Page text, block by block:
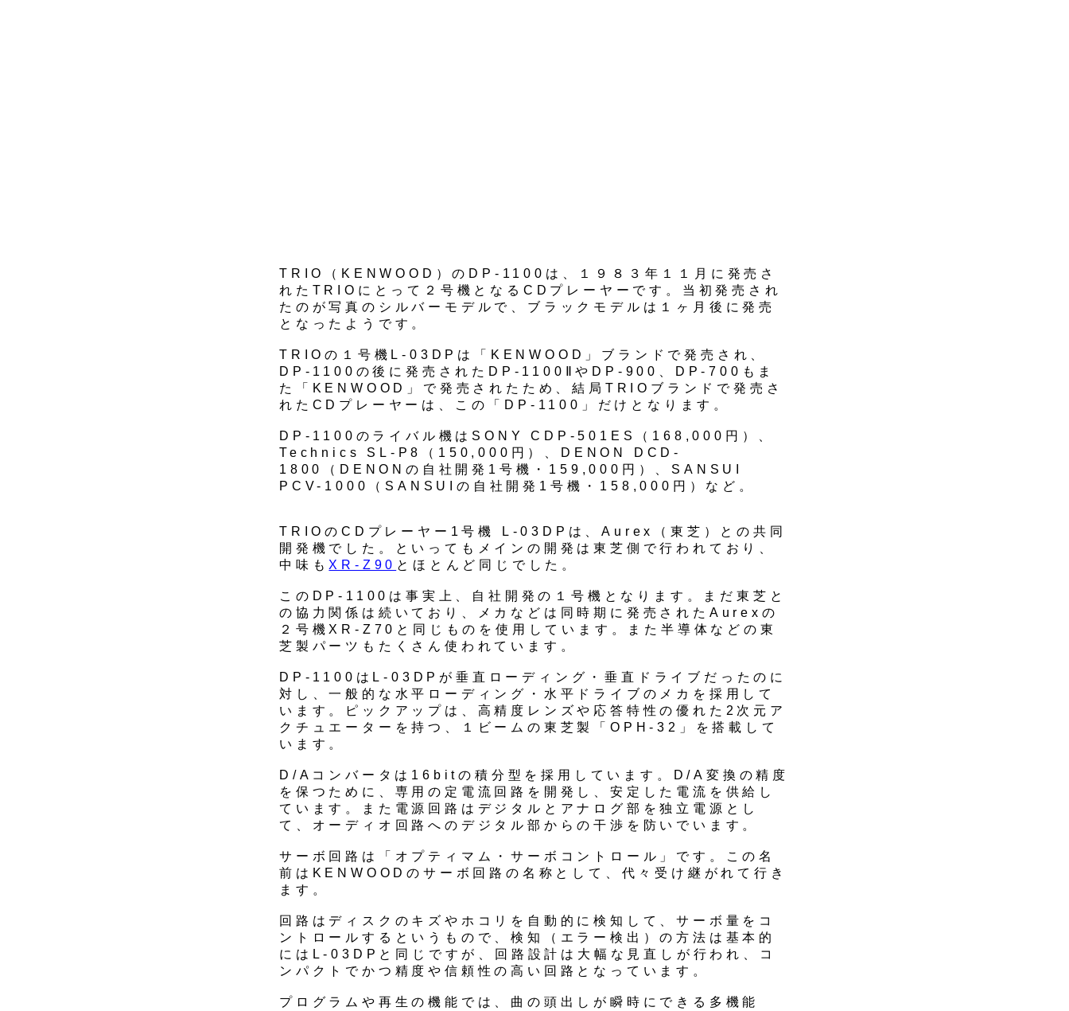
TRIO（KENWOOD）のDP-1100は、１９８３年１１月に発売さ
れたTRIOにとって２号機となるCDプレーヤーです。当初発売され
たのが写真のシルバーモデルで、ブラックモデルは１ヶ月後に発売
となったようです。
TRIOの１号機L-03DPは「KENWOOD」ブランドで発売され、
DP-1100の後に発売されたDP-1100ⅡやDP-900、DP-700もま
た「KENWOOD」で発売されたため、結局TRIOブランドで発売さ
れたCDプレーヤーは、この「DP-1100」だけとなります。
DP-1100のライバル機はSONY CDP-501ES（168,000円）、
Technics SL-P8（150,000円）、DENON DCD-
1800（DENONの自社開発1号機・159,000円）、SANSUI
PCV-1000（SANSUIの自社開発1号機・158,000円）など。
TRIOのCDプレーヤー1号機 L-03DPは、Aurex（東芝）との共同
開発機でした。といってもメインの開発は東芝側で行われており、
中味も XR-Z90 とほとんど同じでした。
このDP-1100は事実上、自社開発の１号機となります。まだ東芝と
の協力関係は続いており、メカなどは同時期に発売されたAurexの
２号機XR-Z70と同じものを使用しています。また半導体などの東
芝製パーツもたくさん使われています。
DP-1100はL-03DPが垂直ローディング・垂直ドライブだったのに
対し、一般的な水平ローディング・水平ドライブのメカを採用して
います。ピックアップは、高精度レンズや応答特性の優れた2次元ア
クチュエーターを持つ、１ビームの東芝製「OPH-32」を搭載して
います。
D/Aコンバータは16bitの積分型を採用しています。D/A変換の精度
を保つために、専用の定電流回路を開発し、安定した電流を供給し
ています。また電源回路はデジタルとアナログ部を独立電源とし
て、オーディオ回路へのデジタル部からの干渉を防いでいます。
サーボ回路は「オプティマム・サーボコントロール」です。この名
前はKENWOODのサーボ回路の名称として、代々受け継がれて行き
ます。
回路はディスクのキズやホコリを自動的に検知して、サーボ量をコ
ントロールするというもので、検知（エラー検出）の方法は基本的
にはL-03DPと同じですが、回路設計は大幅な見直しが行われ、コ
ンパクトでかつ精度や信頼性の高い回路となっています。
プログラムや再生の機能では、曲の頭出しが瞬時にできる多機能